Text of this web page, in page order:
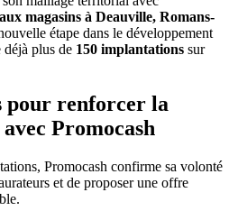
magasins à Deauville, Romans-
étape dans le développement
déjà plus de 150 implantations sur
pour renforcer la
Promocash
Promocash confirme sa volonté
et de proposer une offre